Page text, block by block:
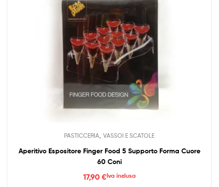
PASTICCERIA, VASSOI E SCATOLE
Aperitivo Espositore Finger Food 5 Supporto Forma Cuore
60 Coni
17,90 €Iva inclusa